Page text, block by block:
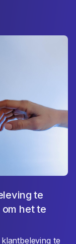
te
het te
te